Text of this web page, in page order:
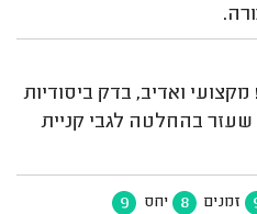
ואדיב, בדק ביסודיות
שעזר בהחלטה לגבי קניית
זמנים 8 יחס 9